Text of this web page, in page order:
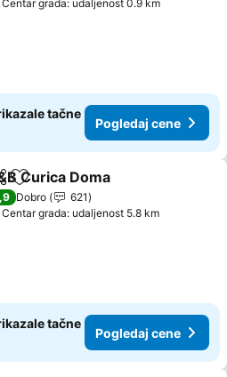
Centar grada: udaljenost 0.9 km
tačne
Pogledaj cene
Dodati u favorite
Curica Doma
Dobro
621
Centar grada: udaljenost 5.8 km
tačne
Pogledaj cene